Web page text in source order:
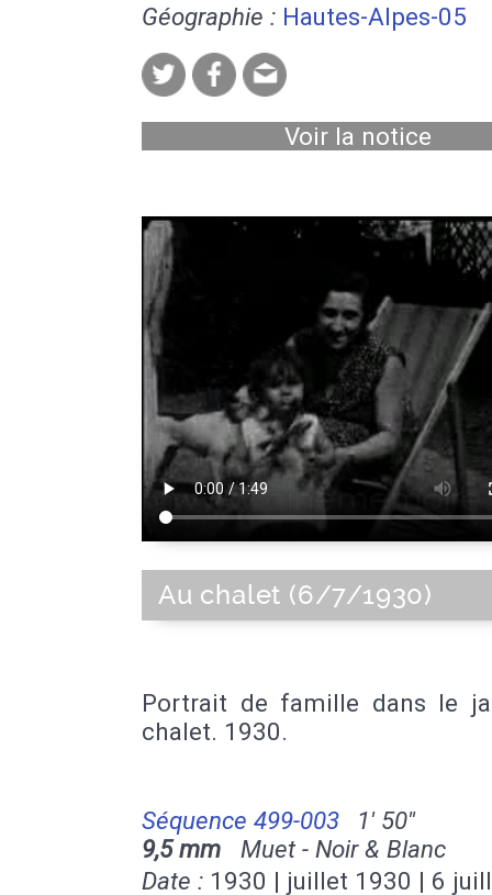
Géographie : Hautes-Alpes-05
Voir la notice
Au chalet (6/7/1930)
Portrait de famille dans le
chalet. 1930.
Séquence 499-003
1' 50''
9,5 mm Muet - Noir & Blanc
Date : 1930 | juillet 1930 | 6